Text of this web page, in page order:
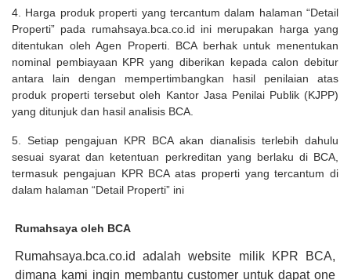
4. Harga produk properti yang tercantum dalam halaman “Detail
Properti” pada rumahsaya.bca.co.id ini merupakan harga yang
ditentukan oleh Agen Properti. BCA berhak untuk menentukan
nominal pembiayaan KPR yang diberikan kepada calon debitur
antara lain dengan mempertimbangkan hasil penilaian atas
produk properti tersebut oleh Kantor Jasa Penilai Publik (KJPP)
yang ditunjuk dan hasil analisis BCA.
5. Setiap pengajuan KPR BCA akan dianalisis terlebih dahulu
sesuai syarat dan ketentuan perkreditan yang berlaku di BCA,
termasuk pengajuan KPR BCA atas properti yang tercantum di
dalam halaman “Detail Properti” ini
Rumahsaya oleh BCA
Rumahsaya.bca.co.id adalah website milik KPR BCA,
dimana kami ingin membantu customer untuk dapat one